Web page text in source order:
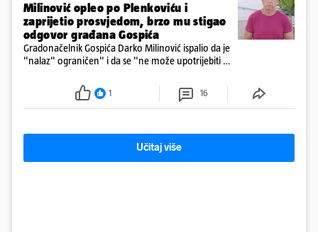
Milinović opleo po Plenkoviću i
zaprijetio prosvjedom, brzo mu stigao
odgovor građana Gospića
Gradonačelnik Gospića Darko Milinović ispalio da je
"nalaz" ograničen" i da se "ne može upotrijebiti za
ga je naručio Uskok i da je dio spisa
1 16
Učitaj više